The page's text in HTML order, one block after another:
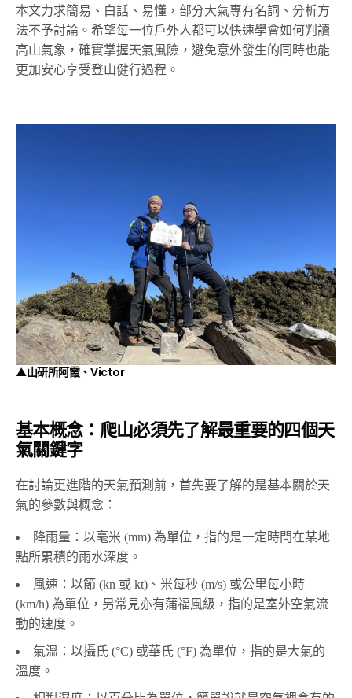
本文力求簡易、白話、易懂，部分大氣專有名詞、分析方
法不予討論。希望每一位戶外人都可以快速學會如何判讀
高山氣象，確實掌握天氣風險，避免意外發生的同時也能
更加安心享受登山健行過程。
▲山研所阿霞、Victor
基本概念：爬山必須先了解最重要的四個天
氣關鍵字
在討論更進階的天氣預測前，首先要了解的是基本關於天
氣的參數與概念：
降雨量：以毫米 (mm) 為單位，指的是一定時間在某地
點所累積的雨水深度。
風速：以節 (kn 或 kt)、米每秒 (m/s) 或公里每小時
(km/h) 為單位，另常見亦有蒲福風級，指的是室外空氣流
動的速度。
氣溫：以攝氏 (°C) 或華氏 (°F) 為單位，指的是大氣的
溫度。